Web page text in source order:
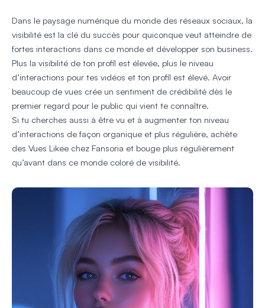
Dans le paysage numérique du monde des réseaux sociaux, la
visibilité est la clé du succès pour quiconque veut atteindre de
fortes interactions dans ce monde et développer son business.
Plus la visibilité de ton profil est élevée, plus le niveau
d’interactions pour tes vidéos et ton profil est élevé. Avoir
beaucoup de vues crée un sentiment de crédibilité dès le
premier regard pour le public qui vient te connaître.
Si tu cherches aussi à être vu et à augmenter ton niveau
d’interactions de façon organique et plus régulière, achète
des Vues Likee chez Fansoria et bouge plus régulièrement
qu’avant dans ce monde coloré de visibilité.